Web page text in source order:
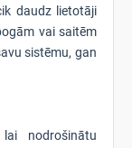
daudz lietotāji
vai saitēm
sistēmu, gan
nodrošinātu